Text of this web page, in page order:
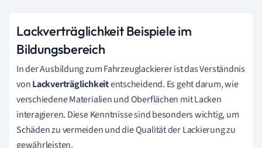
Lackverträglichkeit Beispiele im
Bildungsbereich
In der Ausbildung zum Fahrzeuglackierer ist das Verständnis
vonLackverträglichkeitentscheidend. Es geht darum, wie
verschiedene Materialien und Oberflächen mit Lacken
interagieren. Diese Kenntnisse sind besonders wichtig, um
Schäden zu vermeiden und die Qualität der Lackierung zu
gewährleisten.